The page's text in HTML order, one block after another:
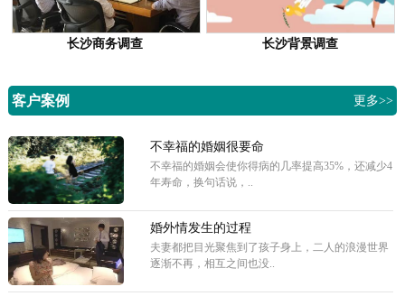
长沙商务调查 长沙背景调查
客户案例 更多>>
不幸福的婚姻很要命
不幸福的婚姻会使你得病的几率提高35%，还减少4
年寿命，换句话说，..
婚外情发生的过程
夫妻都把目光聚焦到了孩子身上，二人的浪漫世界
逐渐不再，相互之间也没..